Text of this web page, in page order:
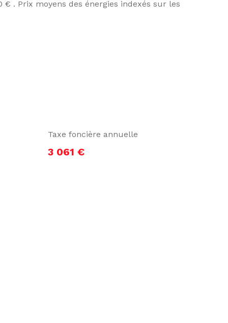
. Prix moyens des énergies indexés sur les
Taxe foncière annuelle
3 061 €